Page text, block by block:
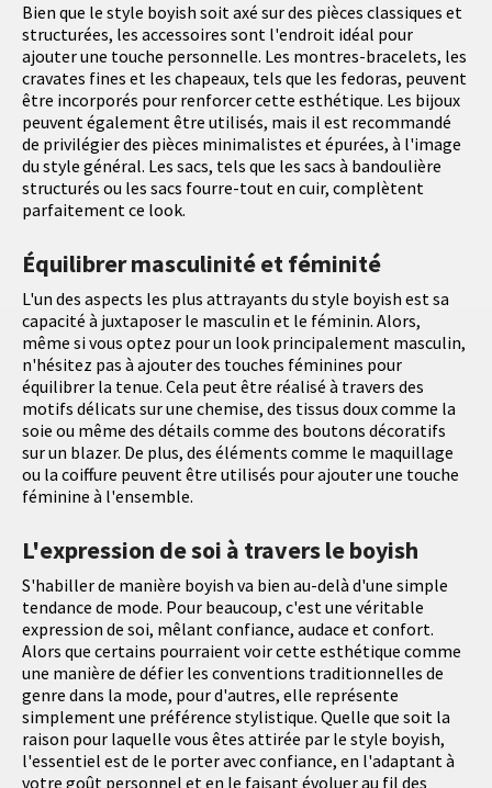
Bien que le style boyish soit axé sur des pièces classiques et
structurées, les accessoires sont l'endroit idéal pour
ajouter une touche personnelle. Les montres-bracelets, les
cravates fines et les chapeaux, tels que les fedoras, peuvent
être incorporés pour renforcer cette esthétique. Les bijoux
peuvent également être utilisés, mais il est recommandé
de privilégier des pièces minimalistes et épurées, à l'image
du style général. Les sacs, tels que les sacs à bandoulière
structurés ou les sacs fourre-tout en cuir, complètent
parfaitement ce look.
Équilibrer masculinité et féminité
L'un des aspects les plus attrayants du style boyish est sa
capacité à juxtaposer le masculin et le féminin. Alors,
même si vous optez pour un look principalement masculin,
n'hésitez pas à ajouter des touches féminines pour
équilibrer la tenue. Cela peut être réalisé à travers des
motifs délicats sur une chemise, des tissus doux comme la
soie ou même des détails comme des boutons décoratifs
sur un blazer. De plus, des éléments comme le maquillage
ou la coiffure peuvent être utilisés pour ajouter une touche
féminine à l'ensemble.
L'expression de soi à travers le boyish
S'habiller de manière boyish va bien au-delà d'une simple
tendance de mode. Pour beaucoup, c'est une véritable
expression de soi, mêlant confiance, audace et confort.
Alors que certains pourraient voir cette esthétique comme
une manière de défier les conventions traditionnelles de
genre dans la mode, pour d'autres, elle représente
simplement une préférence stylistique. Quelle que soit la
raison pour laquelle vous êtes attirée par le style boyish,
l'essentiel est de le porter avec confiance, en l'adaptant à
votre goût personnel et en le faisant évoluer au fil des